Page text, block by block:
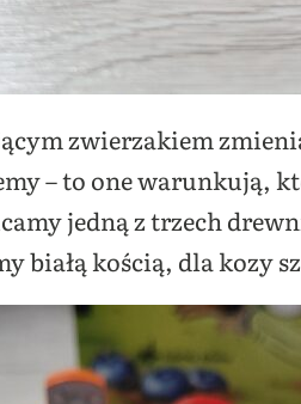
zwierzakiem
– to one warunkują,
jedną z trzech
białą kością, dla kozy